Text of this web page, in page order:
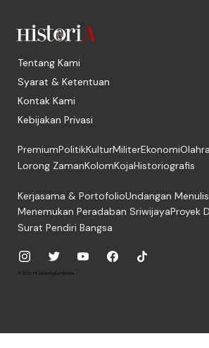
Tentang Kami
Syarat & Ketentuan
Kontak Kami
Kebijakan Privasi
PremiumPolitikKulturMiliterEkonomi
Lorong ZamanKolomKojaHistoriografis
Kerjasama & PortofolioUndangan Menulis
Menemukan Peradaban SriwijayaProyek
Surat Pendiri Bangsa
© 2026, PT. Media Digital Historia.